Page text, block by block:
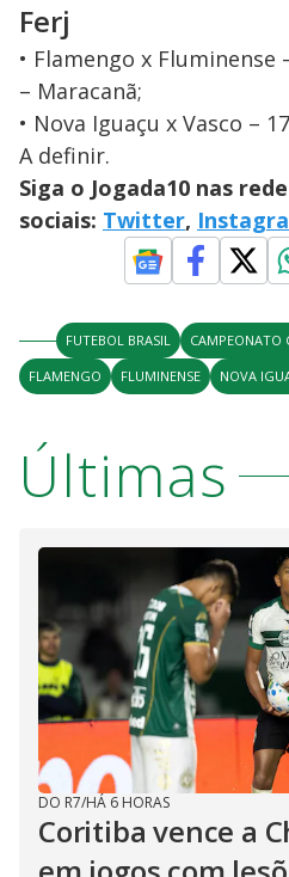
Ferj
• Flamengo x Fluminense
– Maracanã;
• Nova Iguaçu x Vasco –
A definir.
Siga o Jogada10 nas
sociais: Twitter,
FUTEBOL BRASIL CAMPEONATO
FLAMENGO
FLUMINENSE NOVA
Últimas
DO R7/HÁ 6 HORAS
Coritiba vence a